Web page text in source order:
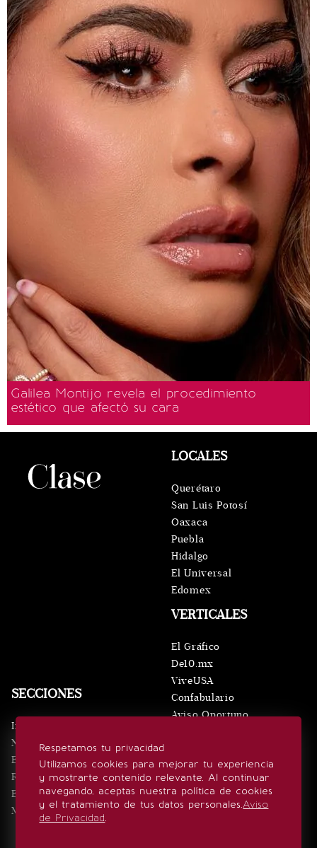
Galilea Montijo revela el procedimiento
estético que afectó su cara
Respetamos tu privacidad
Utilizamos cookies para mejorar tu experiencia
y mostrarte contenido relevante. Al continuar
navegando, aceptas nuestra política de cookies
y el tratamiento de tus datos personales.Aviso
de Privacidad.
SECCIONES
Inicio
Noticias
Eventos
Realeza
Estilo de vida
Minuto x Minuto
VERTICALES
El Gráfico
De10.mx
ViveUSA
Confabulario
Aviso Oportuno
LOCALES
Querétaro
San Luis Potosí
Oaxaca
Puebla
Hidalgo
El Universal
Edomex
SÍGUENOS